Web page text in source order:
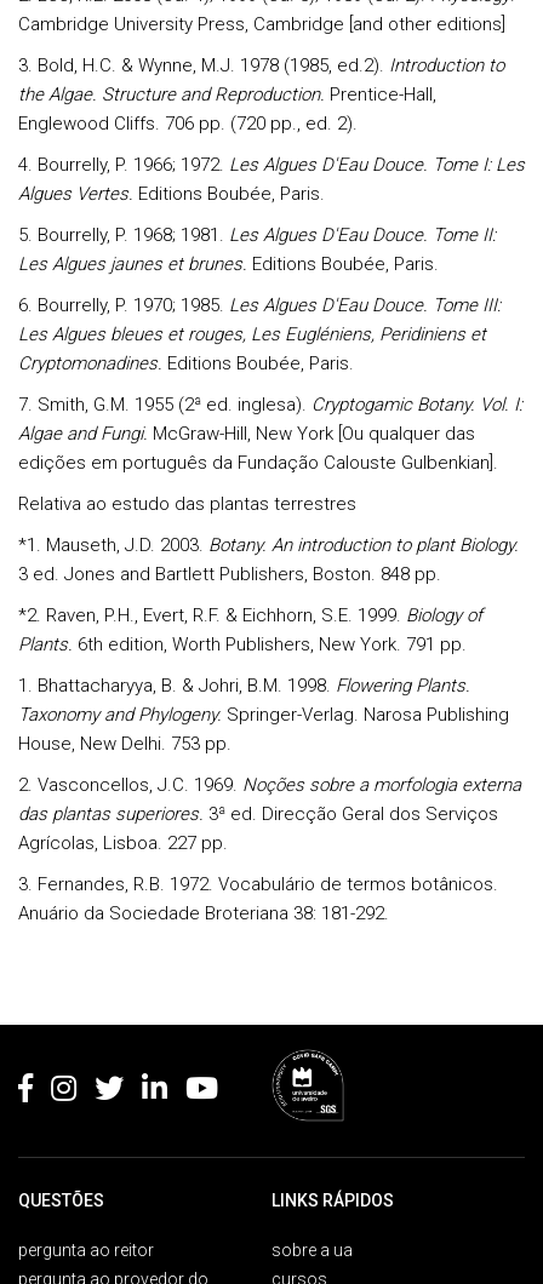
Cambridge University Press, Cambridge [and other editions]
3. Bold, H.C. & Wynne, M.J. 1978 (1985, ed.2). Introduction to
the Algae. Structure and Reproduction. Prentice-Hall,
Englewood Cliffs. 706 pp. (720 pp., ed. 2).
4. Bourrelly, P. 1966; 1972. Les Algues D'Eau Douce. Tome I: Les
Algues Vertes. Editions Boubée, Paris.
5. Bourrelly, P. 1968; 1981. Les Algues D'Eau Douce. Tome II:
Les Algues jaunes et brunes. Editions Boubée, Paris.
6. Bourrelly, P. 1970; 1985. Les Algues D'Eau Douce. Tome III:
Les Algues bleues et rouges, Les Eugléniens, Peridiniens et
Cryptomonadines. Editions Boubée, Paris.
7. Smith, G.M. 1955 (2ª ed. inglesa). Cryptogamic Botany. Vol. I:
Algae and Fungi. McGraw-Hill, New York [Ou qualquer das
edições em português da Fundação Calouste Gulbenkian].
Relativa ao estudo das plantas terrestres
*1. Mauseth, J.D. 2003. Botany. An introduction to plant Biology.
3 ed. Jones and Bartlett Publishers, Boston. 848 pp.
*2. Raven, P.H., Evert, R.F. & Eichhorn, S.E. 1999. Biology of
Plants. 6th edition, Worth Publishers, New York. 791 pp.
1. Bhattacharyya, B. & Johri, B.M. 1998. Flowering Plants.
Taxonomy and Phylogeny. Springer-Verlag. Narosa Publishing
House, New Delhi. 753 pp.
2. Vasconcellos, J.C. 1969. Noções sobre a morfologia externa
das plantas superiores. 3ª ed. Direcção Geral dos Serviços
Agrícolas, Lisboa. 227 pp.
3. Fernandes, R.B. 1972. Vocabulário de termos botânicos.
Anuário da Sociedade Broteriana 38: 181-292.
QUESTÕES
pergunta ao reitor
pergunta ao provedor do
LINKS RÁPIDOS
sobre a ua
cursos